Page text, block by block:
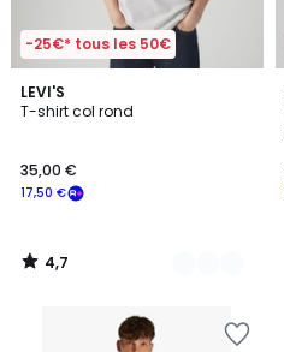
-25€* tous les 50€
LEVI'S
T-shirt col rond
17,50 €
35,00 €
4,7
/ 5
4
Couleurs
4,7
/